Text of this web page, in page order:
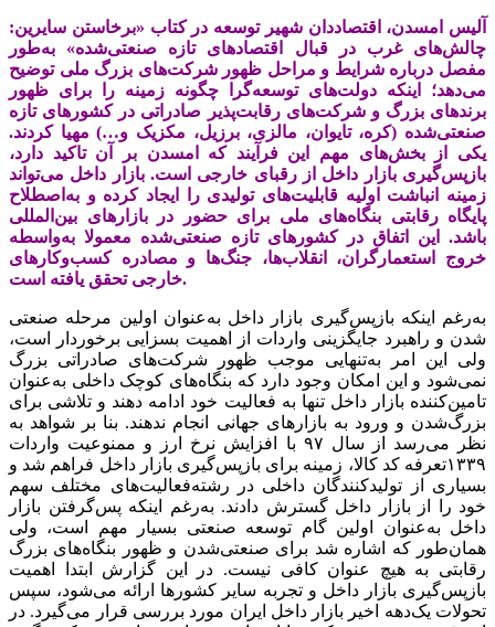
آلیس امسدن، اقتصاددان شهیر توسعه در کتاب «برخاستن سایرین:
چالش‌‌‌های غرب در قبال اقتصادهای تازه صنعتی‌‌‌شده» به‌طور
مفصل درباره شرایط و مراحل ظهور شرکت‌های بزرگ ملی توضیح
می‌دهد؛ اینکه دولت‌‌‌های توسعه‌‌‌گرا چگونه زمینه را برای ظهور
برندهای بزرگ و شرکت‌های رقابت‌‌‌پذیر صادراتی در کشورهای تازه
صنعتی‌‌‌شده (کره، تایوان، مالزی، برزیل، مکزیک و…) مهیا کردند.
یکی از بخش‌‌‌های مهم این فرآیند که امسدن بر آن تاکید دارد،
بازپس‌‌‌گیری بازار داخل از رقبای خارجی است. بازار داخل می‌‌‌تواند
زمینه انباشت اولیه قابلیت‌‌‌های تولیدی را ایجاد کرده و به‌اصطلاح
پایگاه رقابتی بنگاه‌‌‌های ملی برای حضور در بازارهای بین‌المللی
باشد. این اتفاق در کشورهای تازه صنعتی‌شده معمولا به‌واسطه
خروج استعمارگران، انقلاب‌‌‌ها، جنگ‌‌‌ها و مصادره کسب‌وکارهای
خارجی تحقق یافته است.
به‌رغم اینکه بازپس‌‌‌گیری بازار داخل به‌عنوان اولین مرحله صنعتی
شدن و راهبرد جایگزینی واردات از اهمیت بسزایی برخوردار است،
ولی این امر به‌تنهایی موجب ظهور شرکت‌های صادراتی بزرگ
نمی‌شود و این امکان وجود دارد که بنگاه‌‌‌های کوچک داخلی به‌عنوان
تامین‌‌‌کننده بازار داخل تنها به فعالیت خود ادامه دهند و تلاشی برای
بزرگ‌شدن و ورود به بازارهای جهانی انجام ندهند. بنا بر شواهد به
نظر می‌رسد از سال ۹۷ با افزایش نرخ ارز و ممنوعیت واردات
۱۳۳۹تعرفه کد کالا، زمینه برای بازپس‌‌‌گیری بازار داخل فراهم شد و
بسیاری از تولیدکنندگان داخلی در رشته‌فعالیت‌‌‌های مختلف سهم
خود را از بازار داخل گسترش دادند. به‌رغم اینکه پس‌گرفتن بازار
داخل به‌عنوان اولین گام توسعه صنعتی بسیار مهم است، ولی
همان‌طور که اشاره شد برای صنعتی‌شدن و ظهور بنگاه‌‌‌های بزرگ
رقابتی به هیچ عنوان کافی نیست. در این گزارش ابتدا اهمیت
بازپس‌‌‌گیری بازار داخل و تجربه سایر کشورها ارائه می‌شود، سپس
تحولات یک‌دهه اخیر بازار داخل ایران مورد بررسی قرار می‌گیرد. در